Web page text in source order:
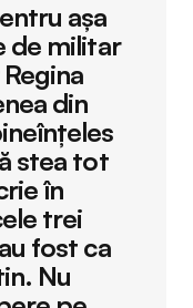
așa
de militar
din
stea tot
în
trei
fost ca
Nu